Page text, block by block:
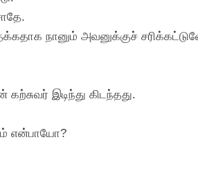
நானும் அவனுக்குச்
இடிந்து கிடந்தது.
என்பாயோ?